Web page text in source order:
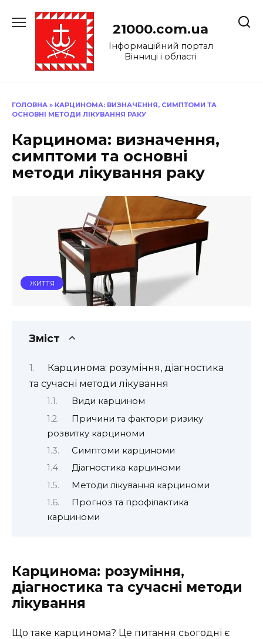
до
21000.com.ua
Інформаційний портал
Вінниці і області
ГОЛОВНА » КАРЦИНОМА: ВИЗНАЧЕННЯ, СИМПТОМИ ТА
ОСНОВНІ МЕТОДИ ЛІКУВАННЯ РАКУ
Карцинома: визначення,
симптоми та основні
методи лікування раку
ЖИТТЯ
Зміст
Карцинома: розуміння, діагностика
та сучасні методи лікування
Види карцином
Причини та фактори ризику
розвитку карциноми
Симптоми карциноми
Діагностика карциноми
Методи лікування карциноми
Прогноз та профілактика
карциноми
Карцинома: розуміння,
діагностика та сучасні методи
лікування
Що таке карцинома? Це питання сьогодні є